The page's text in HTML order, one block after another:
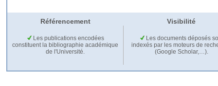
Référencement Visibilité
Les publications encodées
constituent la bibliographie académique
de l'Université.
Les documents déposés
indexés par les moteurs de
(Google Scholar,…).